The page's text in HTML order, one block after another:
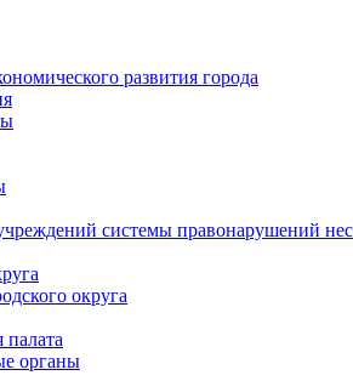
развития города
системы правонарушений
округа
палата
органы